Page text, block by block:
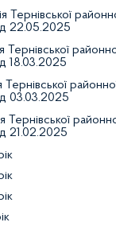
Тернівської
22.05.2025
18.03.2025
районної
03.03.2025
21.02.2025